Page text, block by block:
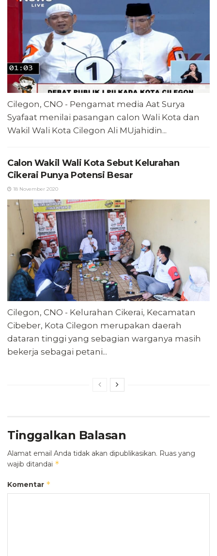
Cilegon, CNO - Pengamat media Aat Surya
Syafaat menilai pasangan calon Wali Kota dan
Wakil Wali Kota Cilegon Ali MUjahidin...
Calon Wakil Wali Kota Sebut Kelurahan
Cikerai Punya Potensi Besar
18 November 2020
Cilegon, CNO - Kelurahan Cikerai, Kecamatan
Cibeber, Kota Cilegon merupakan daerah
dataran tinggi yang sebagian warganya masih
bekerja sebagai petani...
Tinggalkan Balasan
Alamat email Anda tidak akan dipublikasikan. Ruas yang
wajib ditandai *
Komentar *